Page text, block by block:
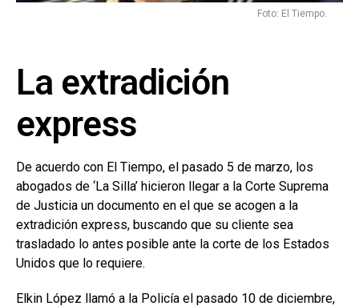
Foto: El Tiempo.
La extradición
express
De acuerdo con El Tiempo, el pasado 5 de marzo, los
abogados de ‘La Silla’ hicieron llegar a la Corte Suprema
de Justicia un documento en el que se acogen a la
extradición express, buscando que su cliente sea
trasladado lo antes posible ante la corte de los Estados
Unidos que lo requiere.
Elkin López llamó a la Policía el pasado 10 de diciembre,